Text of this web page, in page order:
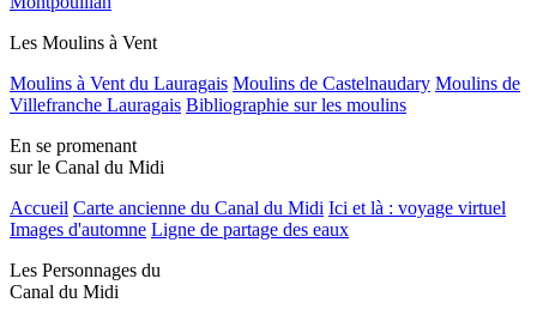
Les Moulins à Vent
Moulins à Vent du Lauragais Moulins de Castelnaudary Moulins de
Villefranche Lauragais Bibliographie sur les moulins
En se promenant
sur le Canal du Midi
Accueil Carte ancienne du Canal du Midi Ici et là : voyage virtuel
Images d'automne Ligne de partage des eaux
Les Personnages du
Canal du Midi